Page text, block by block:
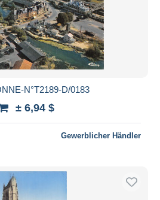
N°T2189-D/0183
± 6,94 $
Gewerblicher Händler